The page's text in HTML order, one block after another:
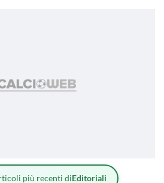
più recenti diEditoriali